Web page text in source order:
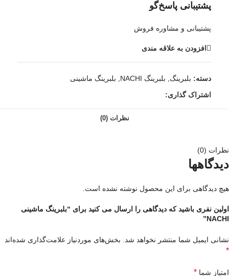
پشتیبانی پاسخ‌گو
پشتیبانی و مشاوره فروش
افزودن به علاقه مندی
دسته: بلبرینگ, بلبرینگ NACHI , بلبرینگ ماشینی
اشتراک گذاری:
نظرات (0)
نظرات (0)
دیدگاهها
هیچ دیدگاهی برای این محصول نوشته نشده است.
اولین نفری باشید که دیدگاهی را ارسال می کنید برای “بلبرینگ ماشینی
NACHI”
نشانی ایمیل شما منتشر نخواهد شد. بخش‌های موردنیاز علامت‌گذاری شده‌اند
*
امتیاز شما *